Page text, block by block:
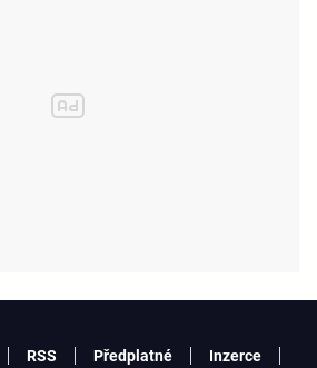
RSS Předplatné
Inzerce